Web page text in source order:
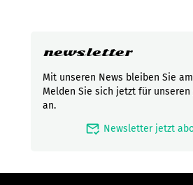
newsletter
Mit unseren News bleiben Sie
Melden Sie sich jetzt für
an.
mark_email_read Newsletter jetzt